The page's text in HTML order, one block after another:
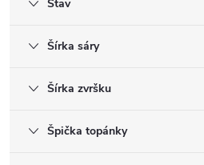
Stav
Šírka sáry
Šírka zvršku
Špička topánky